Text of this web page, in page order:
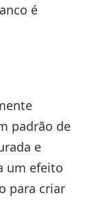
é
padrão de
e
um efeito
para criar